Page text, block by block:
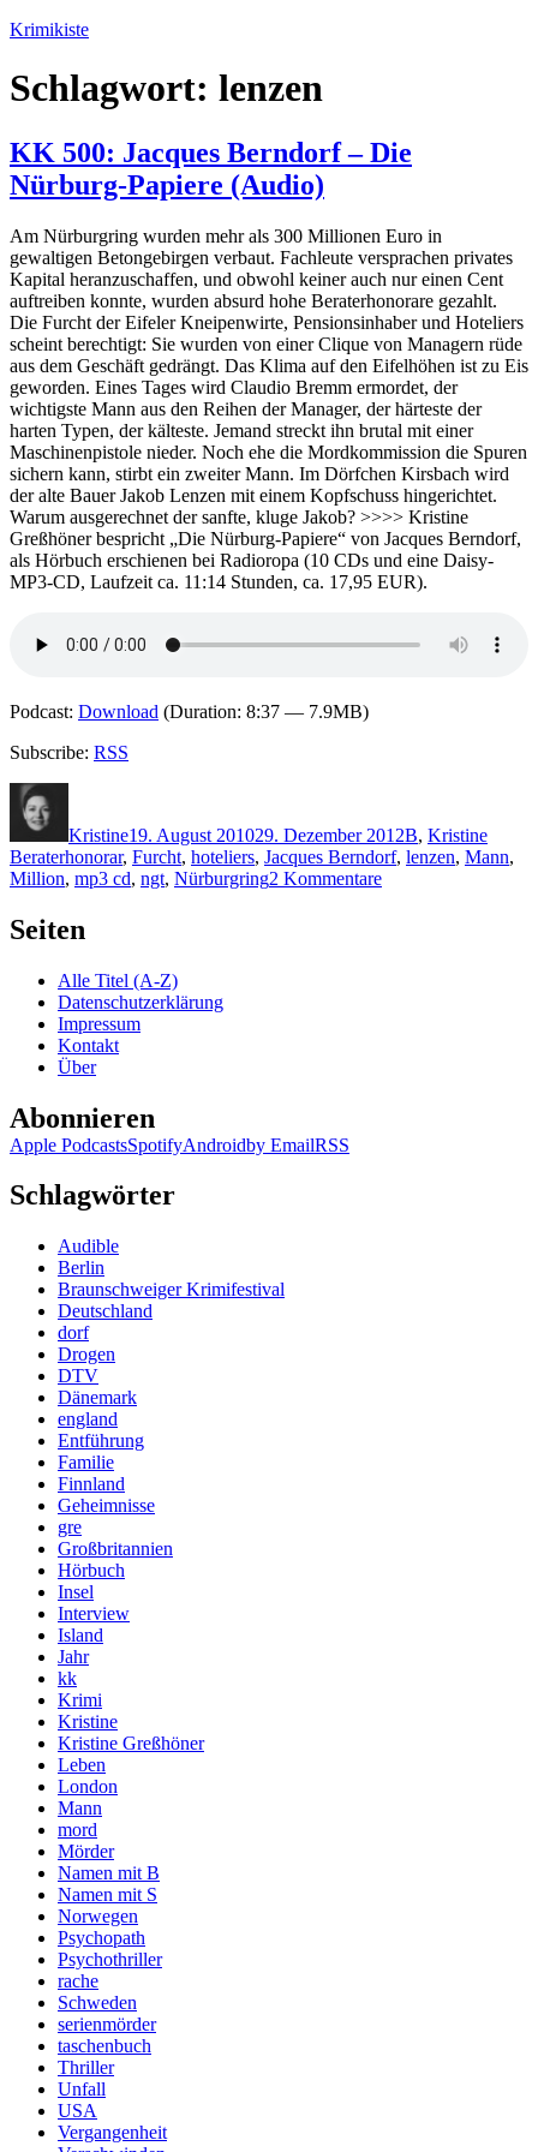
Zum
springen
Krimikiste
Schlagwort: lenzen
KK 500: Jacques Berndorf – Die
Nürburg-Papiere (Audio)
Am Nürburgring wurden mehr als 300 Millionen Euro in
gewaltigen Betongebirgen verbaut. Fachleute versprachen privates
Kapital heranzuschaffen, und obwohl keiner auch nur einen Cent
auftreiben konnte, wurden absurd hohe Beraterhonorare gezahlt.
Die Furcht der Eifeler Kneipenwirte, Pensionsinhaber und Hoteliers
scheint berechtigt: Sie wurden von einer Clique von Managern rüde
aus dem Geschäft gedrängt. Das Klima auf den Eifelhöhen ist zu Eis
geworden. Eines Tages wird Claudio Bremm ermordet, der
wichtigste Mann aus den Reihen der Manager, der härteste der
harten Typen, der kälteste. Jemand streckt ihn brutal mit einer
Maschinenpistole nieder. Noch ehe die Mordkommission die Spuren
sichern kann, stirbt ein zweiter Mann. Im Dörfchen Kirsbach wird
der alte Bauer Jakob Lenzen mit einem Kopfschuss hingerichtet.
Warum ausgerechnet der sanfte, kluge Jakob? >>>> Kristine
Greßhöner bespricht „Die Nürburg-Papiere“ von Jacques Berndorf,
als Hörbuch erschienen bei Radioropa (10 CDs und eine Daisy-
MP3-CD, Laufzeit ca. 11:14 Stunden, ca. 17,95 EUR).
Podcast: Download (Duration: 8:37 — 7.9MB)
Subscribe: RSS
Kristine19. August 201029. Dezember 2012B, Kristine
Beraterhonorar, Furcht, hoteliers, Jacques Berndorf, lenzen, Mann,
Million, mp3 cd, ngt, Nürburgring2 Kommentarezu
Seiten
Alle Titel (A-Z)
Datenschutzerklärung
Impressum
Kontakt
Über
Abonnieren
Apple PodcastsSpotifyAndroidby EmailRSS
Schlagwörter
Audible
Berlin
Braunschweiger Krimifestival
Deutschland
dorf
Drogen
DTV
Dänemark
england
Entführung
Familie
Finnland
Geheimnisse
gre
Großbritannien
Hörbuch
Insel
Interview
Island
Jahr
kk
Krimi
Kristine
Kristine Greßhöner
Leben
London
Mann
mord
Mörder
Namen mit B
Namen mit S
Norwegen
Psychopath
Psychothriller
rache
Schweden
serienmörder
taschenbuch
Thriller
Unfall
USA
Vergangenheit